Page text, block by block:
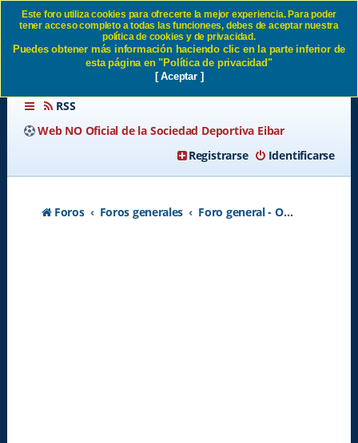
Tengo 4 acciones del eibar
SD Eibar
RSS
Web NO Oficial de la Sociedad Deportiva Eibar
Identificarse
Registrarse
Foros Foros generales Foro general - Off topic
Este foro utiliza cookies para ofrecerte la mejor experiencia. Para poder
tener acceso completo a todas las funcionees, debes de aceptar nuestra
política de cookies y de privacidad.
Puedes obtener más información haciendo clic en la parte inferior de
esta página en "Política de privacidad"
[ Aceptar ]